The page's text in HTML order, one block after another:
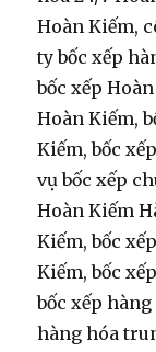
Hoàn Kiếm,
ty bốc xếp
bốc xếp
Hoàn Kiếm,
Kiếm, bốc
vụ bốc xếp
Hoàn Kiếm
Kiếm, bốc
Kiếm, bốc
bốc xếp
hàng hóa